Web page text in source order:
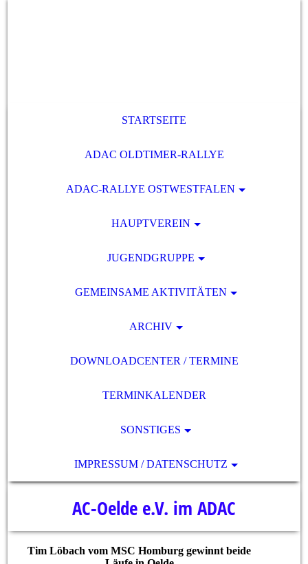
STARTSEITE
ADAC OLDTIMER-RALLYE
ADAC-RALLYE OSTWESTFALEN
HAUPTVEREIN
JUGENDGRUPPE
GEMEINSAME AKTIVITÄTEN
ARCHIV
DOWNLOADCENTER / TERMINE
TERMINKALENDER
SONSTIGES
IMPRESSUM / DATENSCHUTZ
AC-Oelde e.V. im ADAC
Tim Löbach vom MSC Homburg gewinnt beide